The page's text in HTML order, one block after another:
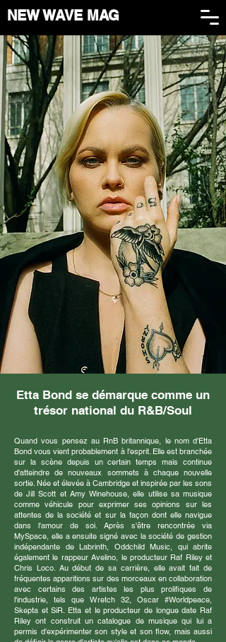
NEW WAVE MAG
Etta Bond se démarque comme un
trésor national du R&B/Soul
Quand vous pensez au RnB britannique, le nom d'Etta
Bond vous vient probablement à l'esprit. Elle est branchée
sur la scène depuis un certain temps mais continue
d'atteindre de nouveaux sommets à chaque nouvelle
sortie. Née et élevée à Cambridge et inspirée par les sons
de Jill Scott et Amy Winehouse, elle utilise sa musique
comme véhicule pour exprimer ses opinions sur les
attentes de la société et sur la façon dont elle navigue
dans l'amour de soi. Après s'être rencontrée via
MySpace, elle a ensuite signé avec la société de gestion
indépendante de Labrinth, Oddchild Music, qui abrite
également le rappeur Avelino, le producteur Raf Riley et
Chris Loco. Au début de sa carrière, elle avait fait de
fréquentes apparitions sur des morceaux en collaboration
avec certains des artistes les plus prolifiques de
l'industrie, tels que Wretch 32, Oscar #Worldpeace,
Skepta et SiR. Etta et le producteur de longue date Raf
Riley ont construit un catalogue de musique qui lui a
permis d'expérimenter son style et son flow, mais aussi